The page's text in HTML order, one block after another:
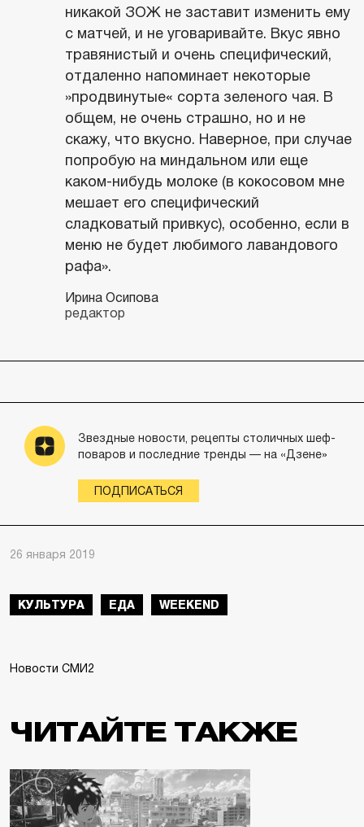
никакой ЗОЖ не заставит изменить ему
с матчей, и не уговаривайте. Вкус явно
травянистый и очень специфический,
отдаленно напоминает некоторые
»продвинутые« сорта зеленого чая. В
общем, не очень страшно, но и не
скажу, что вкусно. Наверное, при случае
попробую на миндальном или еще
каком-нибудь молоке (в кокосовом мне
мешает его специфический
сладковатый привкус), особенно, если в
меню не будет любимого лавандового
рафа».
Ирина Осипова
редактор
Звездные новости, рецепты столичных шеф-
поваров и последние тренды — на «Дзене»
ПОДПИСАТЬСЯ
26 января 2019
КУЛЬТУРА ЕДА WEEKEND
Новости СМИ2
ЧИТАЙТЕ ТАКЖЕ